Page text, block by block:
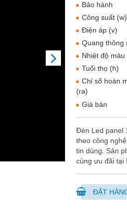
NEXT
Bảo hành
Công suất (w)
Điện áp (v)
Quang thông
Nhiệt độ màu
Tuổi thọ (h)
Chỉ số hoàn
(ra)
Giá bán
Đèn Led panel
theo công
tin dùng. Sản
cùng ưu đãi tại
ĐẶT